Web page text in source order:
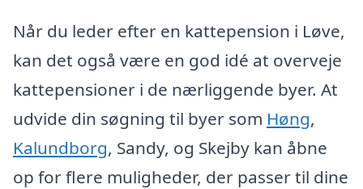
Når du leder efter en kattepension i Løve,
kan det også være en god idé at overveje
kattepensioner i de nærliggende byer. At
udvide din søgning til byer som Høng,
Kalundborg, Sandy, og Skejby kan åbne
op for flere muligheder, der passer til dine